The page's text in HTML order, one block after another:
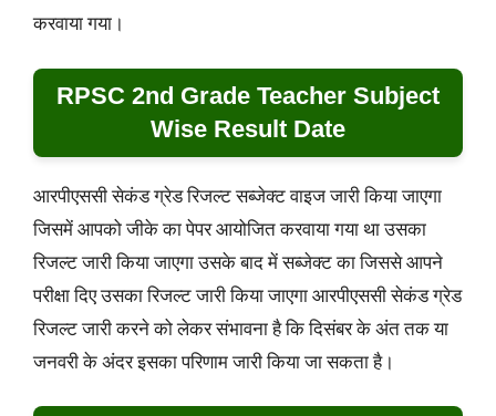
करवाया गया।
RPSC 2nd Grade Teacher Subject
Wise Result Date
आरपीएससी सेकंड ग्रेड रिजल्ट सब्जेक्ट वाइज जारी किया जाएगा
जिसमें आपको जीके का पेपर आयोजित करवाया गया था उसका
रिजल्ट जारी किया जाएगा उसके बाद में सब्जेक्ट का जिससे आपने
परीक्षा दिए उसका रिजल्ट जारी किया जाएगा आरपीएससी सेकंड ग्रेड
रिजल्ट जारी करने को लेकर संभावना है कि दिसंबर के अंत तक या
जनवरी के अंदर इसका परिणाम जारी किया जा सकता है।